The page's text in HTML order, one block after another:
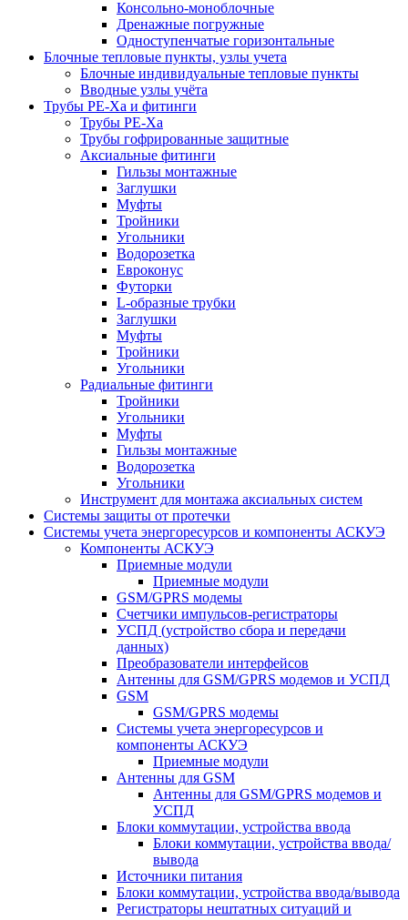
Консольно-моноблочные
Дренажные погружные
Одноступенчатые горизонтальные
Блочные тепловые пункты, узлы учета
Блочные индивидуальные тепловые пункты
Вводные узлы учёта
Трубы РЕ-Ха и фитинги
Трубы РЕ-Ха
Трубы гофрированные защитные
Аксиальные фитинги
Гильзы монтажные
Заглушки
Муфты
Тройники
Угольники
Водорозетка
Евроконус
Футорки
L-образные трубки
Заглушки
Муфты
Тройники
Угольники
Радиальные фитинги
Тройники
Угольники
Муфты
Гильзы монтажные
Водорозетка
Угольники
Инструмент для монтажа аксиальных систем
Системы защиты от протечки
Системы учета энергоресурсов и компоненты АСКУЭ
Компоненты АСКУЭ
Приемные модули
Приемные модули
GSM/GPRS модемы
Счетчики импульсов-регистраторы
УСПД (устройство сбора и передачи
данных)
Преобразователи интерфейсов
Антенны для GSM/GPRS модемов и УСПД
GSM
GSM/GPRS модемы
Системы учета энергоресурсов и
компоненты АСКУЭ
Приемные модули
Антенны для GSM
Антенны для GSM/GPRS модемов и
УСПД
Блоки коммутации, устройства ввода
Блоки коммутации, устройства ввода/
вывода
Источники питания
Блоки коммутации, устройства ввода/вывода
Регистраторы нештатных ситуаций и